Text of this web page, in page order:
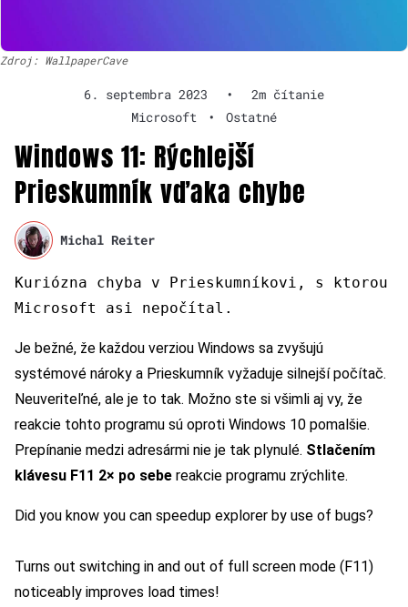
Zdroj: WallpaperCave
6. septembra 2023 •
2m čítanie
Microsoft
• Ostatné
Windows 11: Rýchlejší
Prieskumník vďaka chybe
Michal Reiter
Kuriózna chyba v Prieskumníkovi, s ktorou
Microsoft asi nepočítal.
Je bežné, že každou verziou Windows sa zvyšujú
systémové nároky a Prieskumník vyžaduje silnejší počítač.
Neuveriteľné, ale je to tak. Možno ste si všimli aj vy, že
reakcie tohto programu sú oproti Windows 10 pomalšie.
Prepínanie medzi adresármi nie je tak plynulé. Stlačením
klávesu F11 2× po sebe reakcie programu zrýchlite.
Did you know you can speedup explorer by use of bugs?
Turns out switching in and out of full screen mode (F11)
noticeably improves load times!